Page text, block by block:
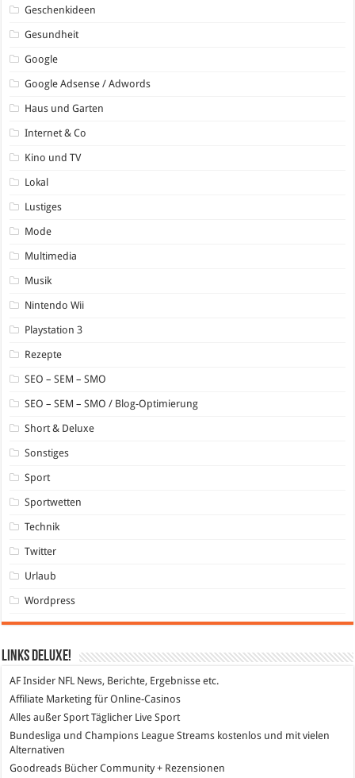
Geschenkideen
Gesundheit
Google
Google Adsense / Adwords
Haus und Garten
Internet & Co
Kino und TV
Lokal
Lustiges
Mode
Multimedia
Musik
Nintendo Wii
Playstation 3
Rezepte
SEO – SEM – SMO
SEO – SEM – SMO / Blog-Optimierung
Short & Deluxe
Sonstiges
Sport
Sportwetten
Technik
Twitter
Urlaub
Wordpress
Links DeLuXe!
AF Insider NFL News, Berichte, Ergebnisse etc.
Affiliate Marketing für Online-Casinos
Alles außer Sport Täglicher Live Sport
Bundesliga und Champions League Streams kostenlos und mit vielen
Alternativen
Goodreads Bücher Community + Rezensionen